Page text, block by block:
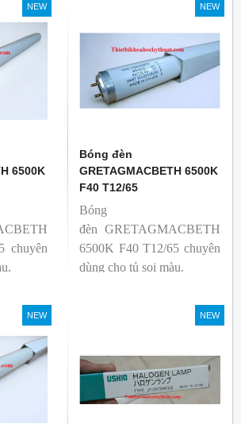
NEW
6500K
chuyên
NEW
Bóng đèn
GRETAGMACBETH 6500K
F40 T12/65
Bóng
đèn GRETAGMACBETH
6500K F40 T12/65 chuyên
dùng cho tủ soi màu.
NEW NEW